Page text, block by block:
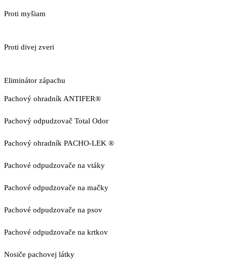
Proti myšiam
Proti divej zveri
Eliminátor zápachu
Pachový ohradník ANTIFER®
Pachový odpudzovač Total Odor
Pachový ohradník PACHO-LEK ®
Pachové odpudzovače na vtáky
Pachové odpudzovače na mačky
Pachové odpudzovače na psov
Pachové odpudzovače na krtkov
Nosiče pachovej látky